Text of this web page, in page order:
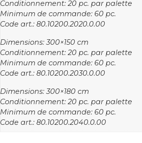
Conditionnement: 20 pc. par palette
Minimum de commande: 60 pc.
Code art.: 80.10200.2020.0.00
Dimensions: 300×150 cm
Conditionnement: 20 pc. par palette
Minimum de commande: 60 pc.
Code art.: 80.10200.2030.0.00
Dimensions: 300×180 cm
Conditionnement: 20 pc. par palette
Minimum de commande: 60 pc.
Code art.: 80.10200.2040.0.00